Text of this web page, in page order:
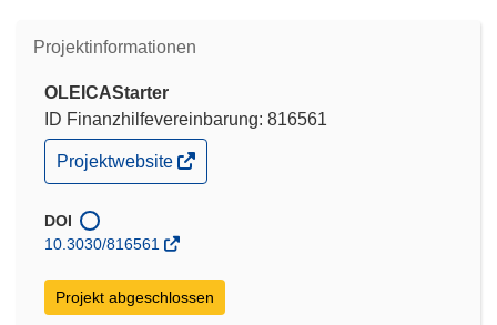
Projektinformationen
OLEICAStarter
ID Finanzhilfevereinbarung: 816561
(öffnet
in
Fenster)
Projektwebsite
DOI
10.3030/816561
Projekt abgeschlossen